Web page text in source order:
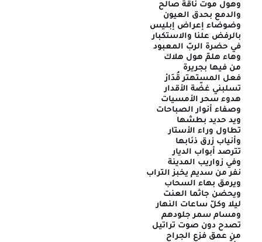
وهول موت ناقة صالح
والدمع بحدق العيون
وضوضاء إعراض إبليس
بالرفض علنا والاستكبار
في حضرة الربّ المعبود
وهاء هلمّ هول هلاك
من فيها بجريرة
فعل المستهتر قُدَارْ
تسلبني غضّة الأقدار
هدوء سحر الأمسيات
وصفاء أنوار الصباحات
ويد حديد بطشها
تطاول وراء الأستار
وأنياب زرق ذئابها
تترصد أبواب الديار
وفي زواريب المدينة
نفر من سديم يخبز التراب
ويرمق بهاء السحاب
ويحضن جاثما العنت
ليلا وكلّ ساعات النهار
ومسام سمر جلودهم
تصدح دون صوت تراتيل
من عمق فزع الجراح